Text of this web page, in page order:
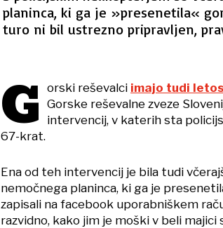
planinca, ki ga je »presenetila«
turo ni bil ustrezno pripravljen,
G orski reševalci imajo tudi
Gorske reševalne zveze
intervencij, v katerih sta
67-krat.
Ena od teh intervencij je bila tudi
nemočnega planinca, ki ga je
zapisali na facebook uporabniškem
razvidno, kako jim je moški v beli